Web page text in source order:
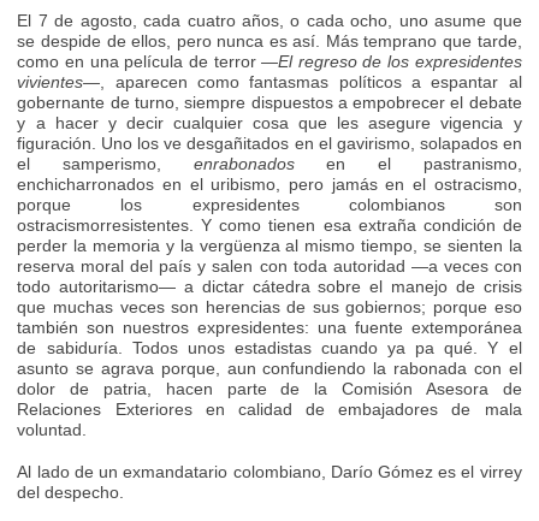
El 7 de agosto, cada cuatro años, o cada ocho, uno asume que
se despide de ellos, pero nunca es así. Más temprano que tarde,
como en una película de terror—El regreso de los expresidentes
vivientes—, aparecen como fantasmas políticos a espantar al
gobernante de turno, siempre dispuestos a empobrecer el debate
y a hacer y decir cualquier cosa que les asegure vigencia y
figuración. Uno los ve desgañitados en el gavirismo, solapados en
el samperismo, enrabonadosen el pastranismo,
enchicharronados en el uribismo, pero jamás en el ostracismo,
porque los expresidentes colombianos son
ostracismorresistentes. Y como tienen esa extraña condición de
perder la memoria y la vergüenza al mismo tiempo, se sienten la
reserva moral del país y salen con toda autoridad —a veces con
todo autoritarismo— a dictar cátedra sobre el manejo de crisis
que muchas veces son herencias de sus gobiernos; porque eso
también son nuestros expresidentes: una fuente extemporánea
de sabiduría. Todos unos estadistas cuando ya pa qué. Y el
asunto se agrava porque, aun confundiendo la rabonada con el
dolor de patria, hacen parte de la Comisión Asesora de
Relaciones Exteriores en calidad de embajadores de mala
voluntad.
Al lado de un exmandatario colombiano, Darío Gómez es el virrey
del despecho.